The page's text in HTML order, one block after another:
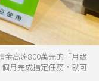
金高達800萬元的「月級
月完成指定任務，就可